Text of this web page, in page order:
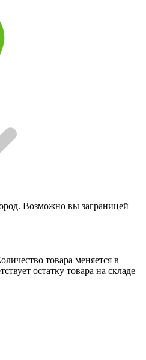
Возможно вы заграницей
товара меняется в
остатку товара на складе